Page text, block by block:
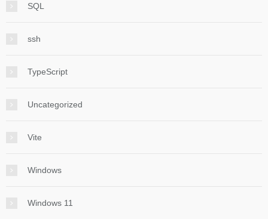
SQL
ssh
TypeScript
Uncategorized
Vite
Windows
Windows 11